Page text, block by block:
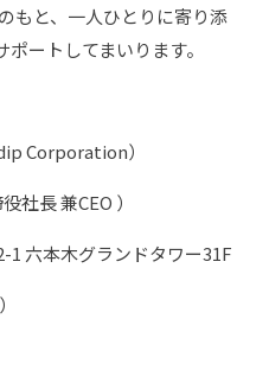
もと、一人ひとりに寄り添
ートしてまいります。
Corporation）
長 兼CEO ）
六本木グランドタワー31F